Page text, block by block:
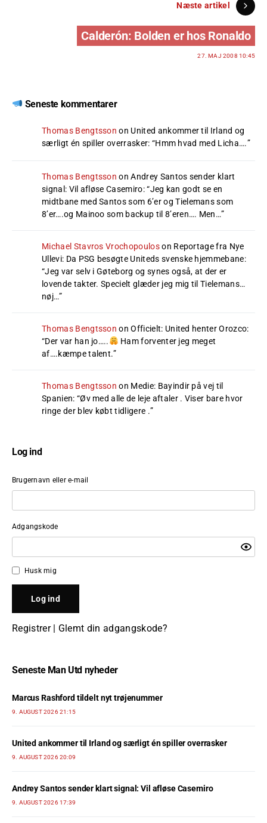
Næste artikel
Calderón: Bolden er hos Ronaldo
27. MAJ 2008 10:45
Seneste kommentarer
Thomas Bengtsson on United ankommer til Irland og
særligt én spiller overrasker: “Hmm hvad med Licha….”
Thomas Bengtsson onAndrey Santos sender klart
signal: Vil afløse Casemiro: “Jeg kan godt se en
midtbane med Santos som 6’er og Tielemans som
8’er….og Mainoo som backup til 8’eren…. Men…”
Michael Stavros Vrochopouloson Reportage fra Nye
Ullevi: Da PSG besøgte Uniteds svenske hjemmebane:
“Jeg var selv i Gøteborg og synes også, at der er
lovende takter. Specielt glæder jeg mig til Tielemans…
nøj…”
Thomas Bengtsson onOfficielt: United henter Orozco:
“Der var han jo…..
Ham forventer jeg meget
af….kæmpe talent.”
Thomas Bengtsson on Medie: Bayindir på vej til
Spanien: “Øv med alle de leje aftaler . Viser bare hvor
ringe der blev købt tidligere .”
Log ind
Brugernavn eller e-mail
Adgangskode
Husk mig
Registrer| Glemt din adgangskode?
Seneste Man Utd nyheder
Marcus Rashford tildelt nyt trøjenummer
9. AUGUST 2026 21:15
United ankommer til Irland og særligt én spiller overrasker
9. AUGUST 2026 20:09
Andrey Santos sender klart signal: Vil afløse Casemiro
9. AUGUST 2026 17:39